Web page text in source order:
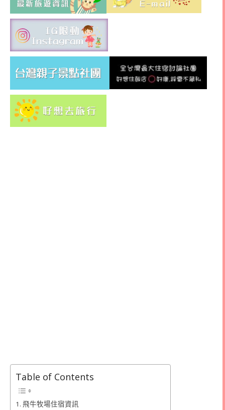
Table of Contents
飛牛牧場住宿資訊